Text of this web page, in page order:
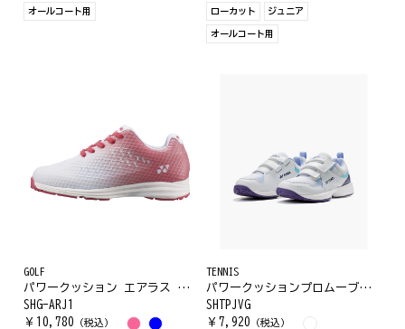
オールコート用 ローカット ジュニア
オールコート用
GOLF
パワークッション エアラス ゴルフ J1
SHG-ARJ1
￥ 10,780 （税込）
TENNIS
パワークッションプロムーブジュニアGC
SHTPJVG
￥ 7,920 （税込）